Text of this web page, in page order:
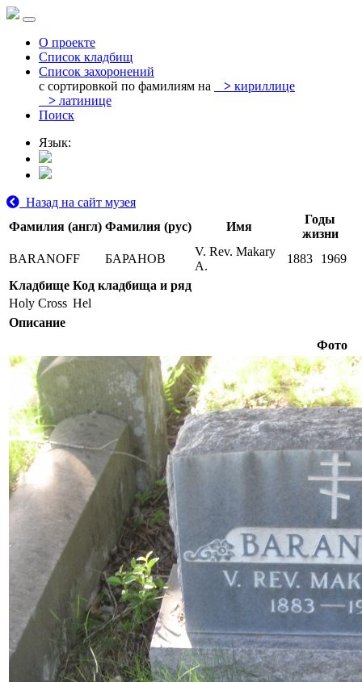
О проекте
Список кладбищ
Список захоронений
с сортировкой по фамилиям на
> кириллице
> латинице
Поиск
Язык:
Назад на сайт музея
Фамилия (англ) Фамилия (рус) Имя
Годы
жизни
BARANOFF
БАРАНОВ
V. Rev. Makary
A.
1883
1969
Кладбище Код кладбища и ряд
Holy Cross Hel
Описание
Фото